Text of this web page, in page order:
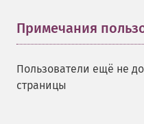
Примечания
Пользователи ещё не
страницы